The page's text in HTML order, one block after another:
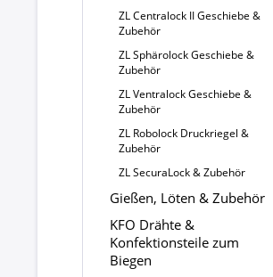
ZL Centralock II Geschiebe &
Zubehör
ZL Sphärolock Geschiebe &
Zubehör
ZL Ventralock Geschiebe &
Zubehör
ZL Robolock Druckriegel &
Zubehör
ZL SecuraLock & Zubehör
Gießen, Löten & Zubehör
KFO Drähte &
Konfektionsteile zum
Biegen